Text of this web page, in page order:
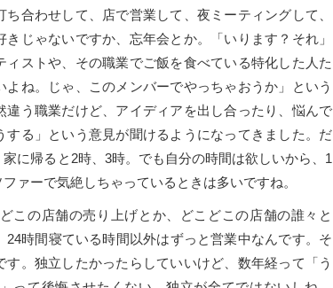
合わせして、店で営業して、夜ミーティングして、
じゃないですか、忘年会とか。「いります？それ」
ストや、その職業でご飯を食べている特化した人た
ね。じゃ、このメンバーでやっちゃおうか」という
違う職業だけど、アイディアを出し合ったり、悩んで
る」という意見が聞けるようになってきました。だ
に帰ると2時、3時。でも自分の時間は欲しいから、1
ァーで気絶しちゃっているときは多いですね。
この店舗の売り上げとか、どこどこの店舗の誰々と
時間寝ている時間以外はずっと営業中なんです。そ
。独立したかったらしていいけど、数年経って「う